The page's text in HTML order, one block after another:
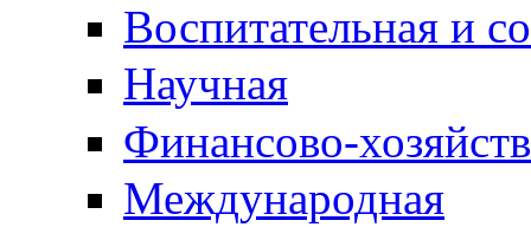
Воспитательная и
Научная
Финансово-
Международная